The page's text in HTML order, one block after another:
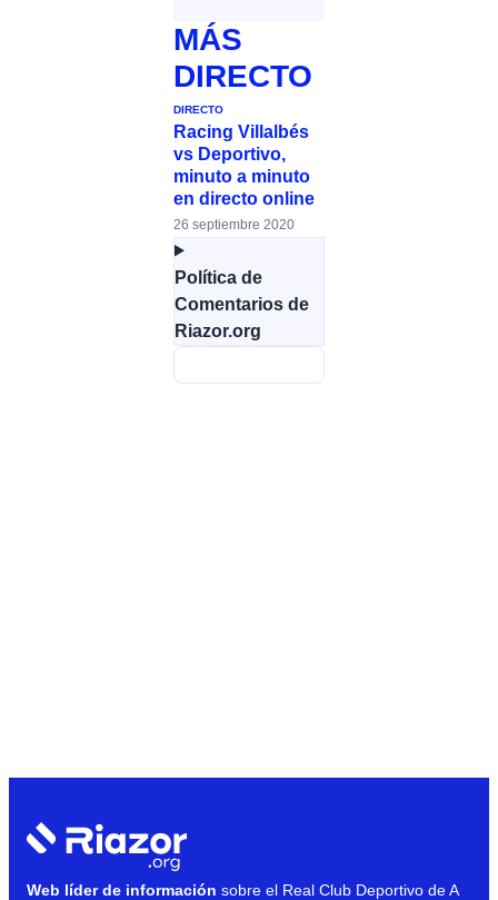
MÁS
DIRECTO
DIRECTO
Racing Villalbés
vs Deportivo,
minuto a minuto
en directo online
26 septiembre 2020
Política de
Comentarios de
Riazor.org
Web líder de información sobre el Real Club Deportivo de A